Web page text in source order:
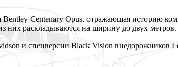
Centenary Opus, отражающая историю
них раскладываются на ширину до двух
и спецверсии Black Vision внедорожников